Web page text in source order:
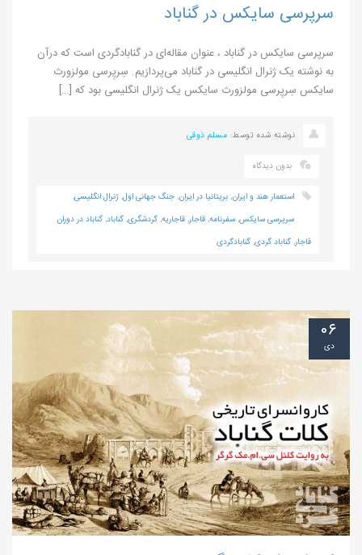
سرپرسی سایکس در گناباد
سرپرسی سایکس در گناباد ، عنوان مقاله‌ای در گنابادگردی است که درآن
به نوشته یک ژنرال انگلیسی در گناباد می‌پردازیم. سِرپِرسی مولزورث
سایکس سِرپِرسی مولزورث سایکس یک‎ ژنرال انگلیسی بود که […]
نوشته شده توسط: مسلم ذوقی
بدون دیدگاه
استعمار هند و ایران, بریتانیا در ایران, جنگ جهانی اول, ژنرال انگلیسی,
سرپرسی سایکس, سفرنامه, قاجار, قاجاریه, گردشگری, گناباد, گناباد در دوران
قاجار, گناباد گردی, گنابادگردی
۰۶
دی